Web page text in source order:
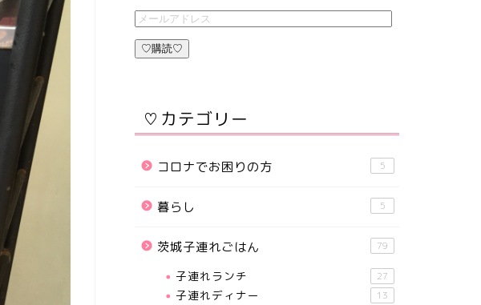
♡購読♡
♡カテゴリー
コロナでお困りの方 5
暮らし 5
茨城子連れごはん 79
子連れランチ 27
子連れディナー 13